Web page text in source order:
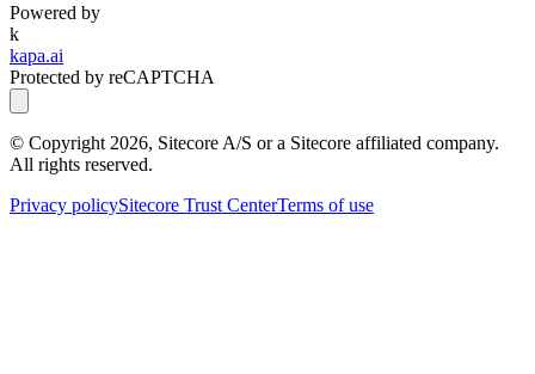
Powered by
k
kapa.ai
Protected by reCAPTCHA
© Copyright 2026, Sitecore A/S or a Sitecore affiliated company.
All rights reserved.
Privacy policySitecore Trust CenterTerms of use